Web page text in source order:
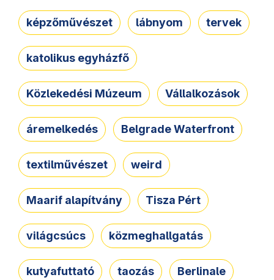
képzőművészet lábnyom tervek
katolikus egyházfő
Közlekedési Múzeum Vállalkozások
áremelkedés Belgrade Waterfront
textilművészet weird
Maarif alapítvány Tisza Pért
világcsúcs közmeghallgatás
kutyafuttató taozás Berlinale